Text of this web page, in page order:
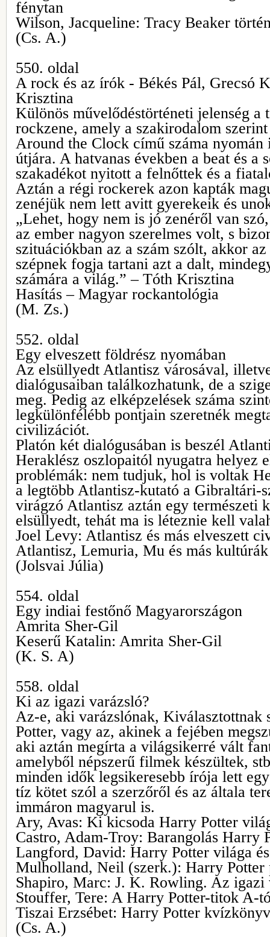
fénytan
Wilson, Jacqueline: Tracy Beaker
(Cs. A.)
550. oldal
A rock és az írók - Békés Pál, Grecsó
Krisztina
Különös művelődéstörténeti jelenség a
rockzene, amely a szakirodalom
Around the Clock című száma
útjára. A hatvanas években a beat és a
szakadékot nyitott a felnőttek és a
Aztán a régi rockerek azon kapták
zenéjük nem lett avitt gyerekeik és
„Lehet, hogy nem is jó zenéről van
az ember nagyon szerelmes volt, s
szituációkban az a szám szólt, akkor
szépnek fogja tartani azt a dalt,
számára a világ.” – Tóth Krisztina
Hasítás – Magyar rockantológia
(M. Zs.)
552. oldal
Egy elveszett földrész nyomában
Az elsüllyedt Atlantisz városával,
dialógusaiban találkozhatunk, de a
meg. Pedig az elképzelések száma
legkülönfélébb pontjain szeretnék
civilizációt.
Platón két dialógusában is beszél
Heraklész oszlopaitól nyugatra helyez
problémák: nem tudjuk, hol is voltak
a legtöbb Atlantisz-kutató a Gibraltári-
virágzó Atlantisz aztán egy természeti
elsüllyedt, tehát ma is léteznie kell
Joel Levy: Atlantisz és más elveszett
Atlantisz, Lemuria, Mu és más
(Jolsvai Júlia)
554. oldal
Egy indiai festőnő Magyarországon
Amrita Sher-Gil
Keserű Katalin: Amrita Sher-Gil
(K. S. A)
558. oldal
Ki az igazi varázsló?
Az-e, aki varázslónak, Kiválasztottnak
Potter, vagy az, akinek a fejében
aki aztán megírta a világsikerré vált
amelyből népszerű filmek készültek,
minden idők legsikeresebb írója lett
tíz kötet szól a szerzőről és az általa
immáron magyarul is.
Ary, Avas: Ki kicsoda Harry Potter
Castro, Adam-Troy: Barangolás Harry
Langford, David: Harry Potter világa
Mulholland, Neil (szerk.): Harry Potter
Shapiro, Marc: J. K. Rowling. Az igazi
Stouffer, Tere: A Harry Potter-titok A-
Tiszai Erzsébet: Harry Potter kvízkönyv
(Cs. A.)